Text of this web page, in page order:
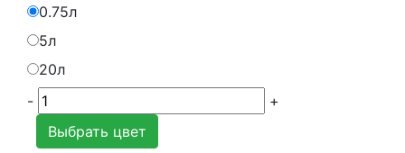
0.75л
5л
20л
-
+
Выбрать цвет